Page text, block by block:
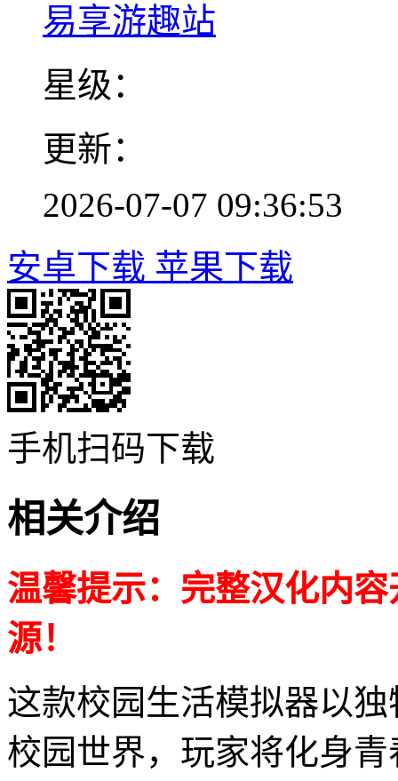
易享游趣站
星级：
更新：
2026-07-07 09:36:53
安卓下载 苹果下载
手机扫码下载
相关介绍
温馨提示：完整汉化内
源！
这款校园生活模拟器以
校园世界，玩家将化身